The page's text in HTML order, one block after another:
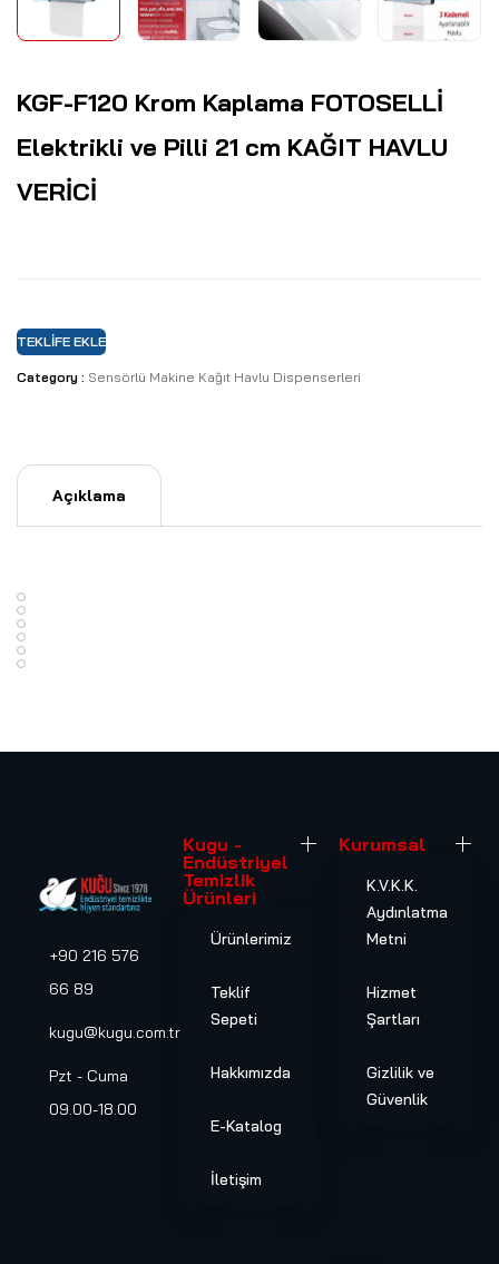
KGF-F120 Krom Kaplama FOTOSELLİ
Elektrikli ve Pilli 21 cm KAĞIT HAVLU
VERİCİ
TEKLIFE EKLE
Category : Sensörlü Makine Kağıt Havlu Dispenserleri
Açıklama
+90 216 576
66 89
kugu@kugu.com.tr
Pzt - Cuma
09.00-18.00
Kugu -
Endüstriyel
Temizlik
Ürünleri
Ürünlerimiz
Teklif
Sepeti
Hakkımızda
E-Katalog
İletişim
Kurumsal
K.V.K.K.
Aydınlatma
Metni
Hizmet
Şartları
Gizlilik ve
Güvenlik